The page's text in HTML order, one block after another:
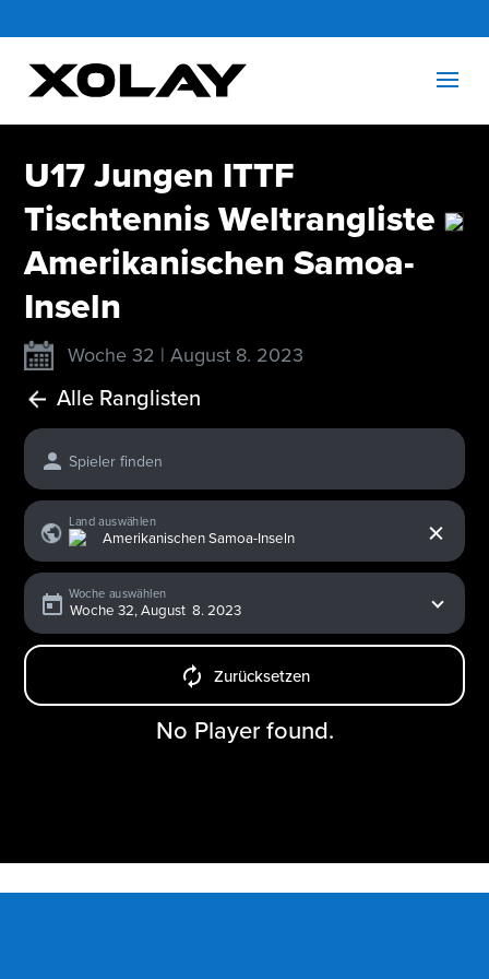
U17 Jungen ITTF
Tischtennis Weltrangliste
Amerikanischen Samoa-
Inseln
Woche 32 | August 8. 2023
Alle Ranglisten
Spieler finden
Land auswählen
Woche auswählen
Zurücksetzen
No Player found.